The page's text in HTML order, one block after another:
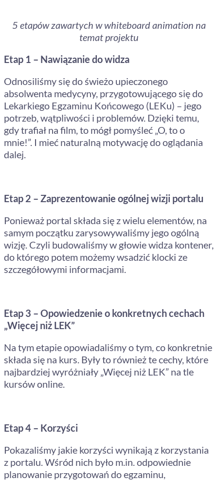
5 etapów zawartych w whiteboard animation na
temat projektu
Etap 1 – Nawiązanie do widza
Odnosiliśmy się do świeżo upieczonego
absolwenta medycyny, przygotowującego się do
Lekarkiego Egzaminu Końcowego (LEKu) – jego
potrzeb, wątpliwości i problemów. Dzięki temu,
gdy trafiał na film, to mógł pomyśleć „O, to o
mnie!”. I mieć naturalną motywację do oglądania
dalej.
Etap 2 – Zaprezentowanie ogólnej wizji portalu
Ponieważ portal składa się z wielu elementów, na
samym początku zarysowywaliśmy jego ogólną
wizję. Czyli budowaliśmy w głowie widza kontener,
do którego potem możemy wsadzić klocki ze
szczegółowymi informacjami.
Etap 3 – Opowiedzenie o konkretnych cechach
„Więcej niż LEK”
Na tym etapie opowiadaliśmy o tym, co konkretnie
składa się na kurs. Były to również te cechy, które
najbardziej wyróżniały „Więcej niż LEK” na tle
kursów online.
Etap 4 – Korzyści
Pokazaliśmy jakie korzyści wynikają z korzystania
z portalu. Wśród nich było m.in. odpowiednie
planowanie przygotowań do egzaminu,